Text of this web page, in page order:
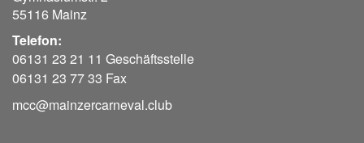
55116 Mainz
Telefon:
06131 23 21 11 Geschäftsstelle
06131 23 77 33 Fax
mcc@mainzercarneval.club